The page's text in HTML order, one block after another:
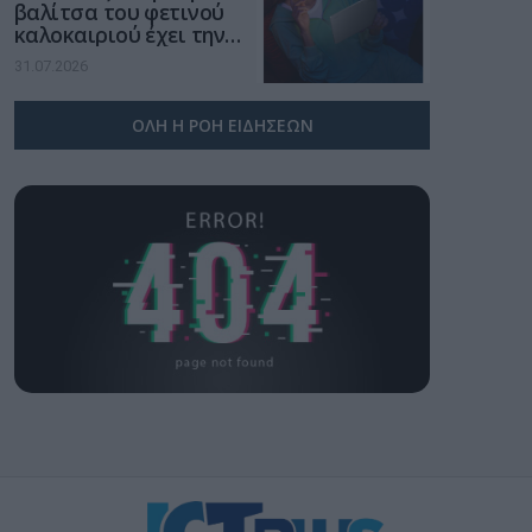
βαλίτσα του φετινού
καλοκαιριού έχει την
υπογραφή της Xiaomi
31.07.2026
ΟΛΗ Η ΡΟΗ ΕΙΔΗΣΕΩΝ